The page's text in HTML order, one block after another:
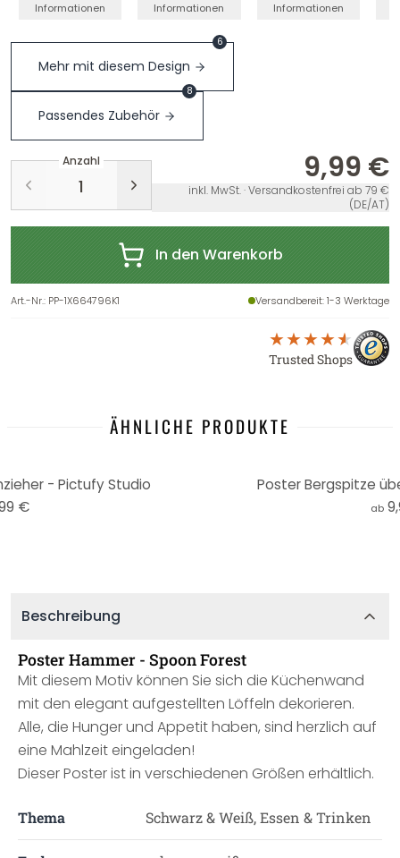
Informationen
Informationen
Informationen
Mehr mit diesem Design
6
Passendes Zubehör
8
Anzahl 9,99 €
inkl. MwSt. · Versandkostenfrei ab 79 €
(DE/AT)
In den Warenkorb
Art.-Nr.: PP-1X664796K1 Versandbereit: 1-3 Werktage
Trusted Shops
ÄHNLICHE PRODUKTE
- Pictufy Studio
€
Poster Bergspitze
ab
Beschreibung
Poster Hammer - Spoon Forest
Mit diesem Motiv können Sie sich die Küchenwand
mit den elegant aufgestellten Löffeln dekorieren.
Alle, die Hunger und Appetit haben, sind herzlich auf
eine Mahlzeit eingeladen!
Dieser Poster ist in verschiedenen Größen erhältlich.
Thema Schwarz & Weiß, Essen & Trinken